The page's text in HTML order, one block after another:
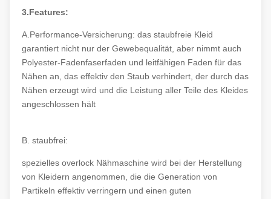
3.Features:
A.Performance-Versicherung: das staubfreie Kleid
garantiert nicht nur der Gewebequalität, aber nimmt auch
Polyester-Fadenfaserfaden und leitfähigen Faden für das
Nähen an, das effektiv den Staub verhindert, der durch das
Nähen erzeugt wird und die Leistung aller Teile des Kleides
angeschlossen hält
B. staubfrei:
spezielles overlock Nähmaschine wird bei der Herstellung
von Kleidern angenommen, die die Generation von
Partikeln effektiv verringern und einen guten